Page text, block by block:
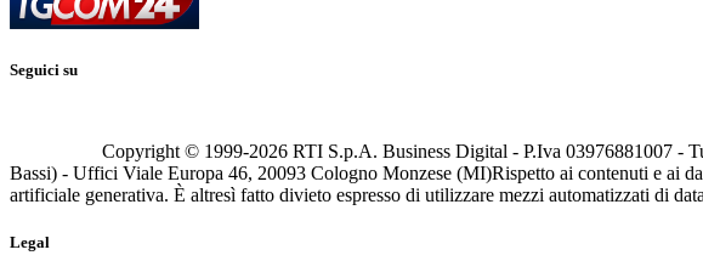
Seguici su
Copyright © 1999-2026 RTI S.p.A. Business Digital - P.Iva 03976881007 -
Bassi) - Uffici Viale Europa 46, 20093 Cologno Monzese (MI)Rispetto ai contenuti e ai
artificiale generativa. È altresì fatto divieto espresso di utilizzare mezzi automatizzati di
Legal